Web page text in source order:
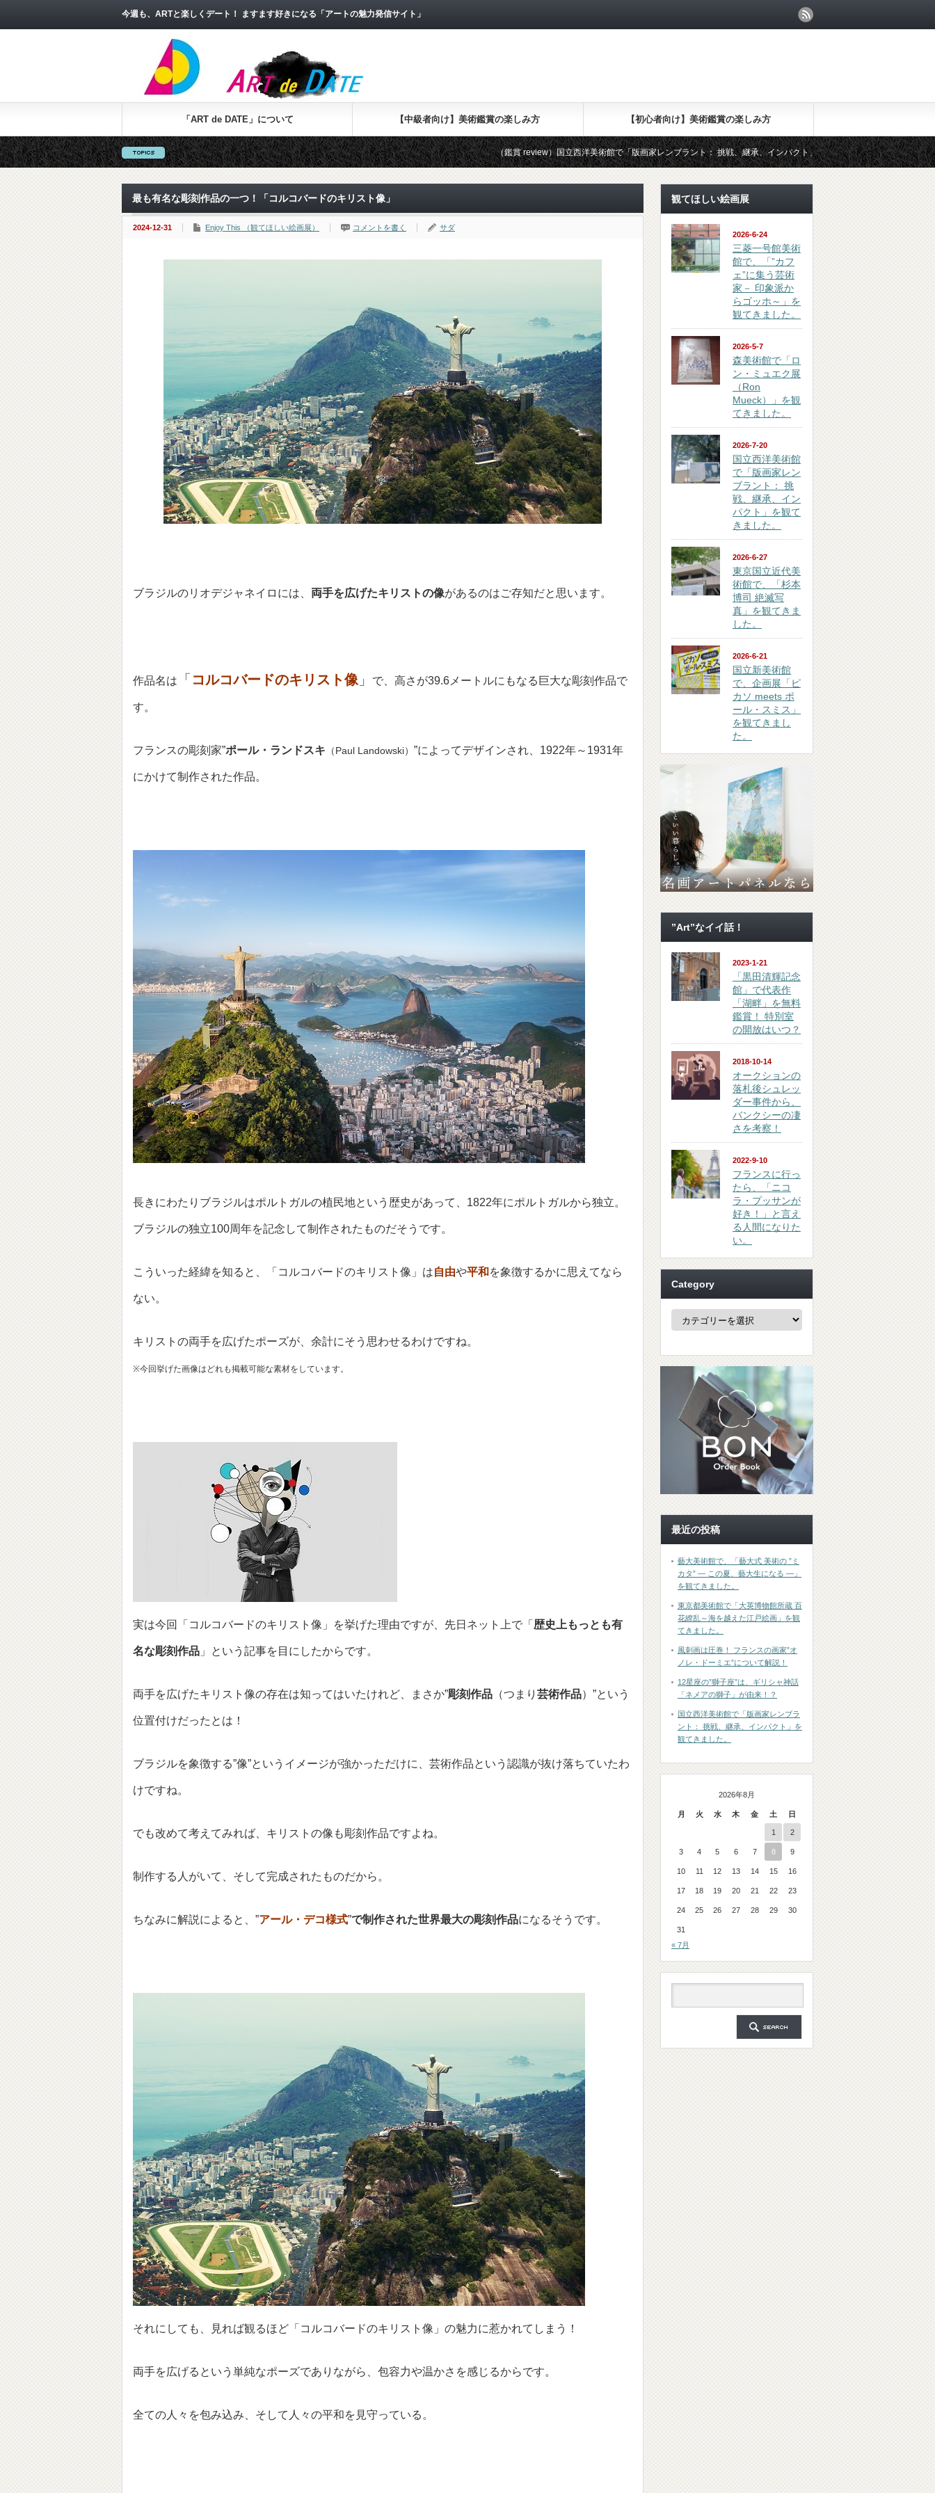
今週も、ARTと楽しくデート！ ますます好きになる「アートの魅力発信サイト」
「ART de DATE」について 【中級者向け】美術鑑賞の楽しみ方 【初心者向け】美術鑑賞の楽しみ方
（鑑賞 review）国立西洋美術館で「版画家レンブラント： 挑戦、継承、インパクト」を観てきました （鑑賞 review）東
最も有名な彫刻作品の一つ！「コルコバードのキリスト像」
2024-12-31 Enjoy This （観てほしい絵画展） コメントを書く サダ
ブラジルのリオデジャネイロには、 両手を広げたキリストの像があるのはご存知だと思います。
作品名は 「 コルコバードのキリスト像 」 で、高さが39.6メートルにもなる巨大な彫刻作品で
す。
フランスの彫刻家”ポール・ランドスキ （Paul Landowski） ”によってデザインされ、1922年～1931年
にかけて制作された作品。
長きにわたりブラジルはポルトガルの植民地という歴史があって、1822年にポルトガルから独立。
ブラジルの独立100周年を記念して制作されたものだそうです。
こういった経緯を知ると、「コルコバードのキリスト像」は自由や平和 を象徴するかに思えてなら
ない。
キリストの両手を広げたポーズが、余計にそう思わせるわけですね。
※今回挙げた画像はどれも掲載可能な素材をしています。
実は今回「コルコバードのキリスト像」を挙げた理由ですが、先日ネット上で「 歴史上もっとも有
名な彫刻作品 」という記事を目にしたからです。
両手を広げたキリスト像の存在は知ってはいたけれど、まさか”彫刻作品 （つまり 芸術作品）”という
位置付けだったとは！
ブラジルを象徴する”像”というイメージが強かっただけに、芸術作品という認識が抜け落ちていたわ
けですね。
でも改めて考えてみれば、キリストの像も彫刻作品ですよね。
制作する人がいて、そして完成されたものだから。
ちなみに解説によると、”アール・デコ様式”で制作された世界最大の彫刻作品になるそうです。
それにしても、見れば観るほど「コルコバードのキリスト像」の魅力に惹かれてしまう！
両手を広げるという単純なポーズでありながら、包容力や温かさを感じるからです。
全ての人々を包み込み、そして人々の平和を見守っている。
観てほしい絵画展
2026-6-24
三菱一号館美術
館で、「”カフ
ェ”に集う芸術
家－ 印象派か
らゴッホ～」を
観てきました。
2026-5-7
森美術館で「ロ
ン・ミュエク展
（Ron
Mueck）」を観
てきました。
2026-7-20
国立西洋美術館
で「版画家レン
ブラント： 挑
戦、継承、イン
パクト」を観て
きました。
2026-6-27
東京国立近代美
術館で、「杉本
博司 絶滅写
真」を観てきま
した。
2026-6-21
国立新美術館
で、企画展「ピ
カソ meets ポ
ール・スミス」
を観てきまし
た。
”Art”なイイ話！
2023-1-21
「黒田清輝記念
館」で代表作
「湖畔」を無料
鑑賞！ 特別室
の開放はいつ？
2018-10-14
オークションの
落札後シュレッ
ダー事件から、
バンクシーの凄
さを考察！
2022-9-10
フランスに行っ
たら、「ニコ
ラ・プッサンが
好き！」と言え
る人間になりた
い。
Category
Category
最近の投稿
藝大美術館で、「藝大式 美術の ”ミ
カタ” ― この夏、藝大生になる ―」
を観てきました。
東京都美術館で「大英博物館所蔵 百
花繚乱～海を越えた江戸絵画」を観
てきました。
風刺画は圧巻！ フランスの画家”オ
ノレ・ドーミエ”について解説！
12星座の”獅子座”は、ギリシャ神話
「ネメアの獅子」が由来！？
国立西洋美術館で「版画家レンブラ
ント： 挑戦、継承、インパクト」を
観てきました。
2026年8月
月 火 水 木 金 土 日
1 2
3 4 5 6 7 8 9
10 11 12 13 14 15 16
17 18 19 20 21 22 23
24 25 26 27 28 29 30
31
« 7月